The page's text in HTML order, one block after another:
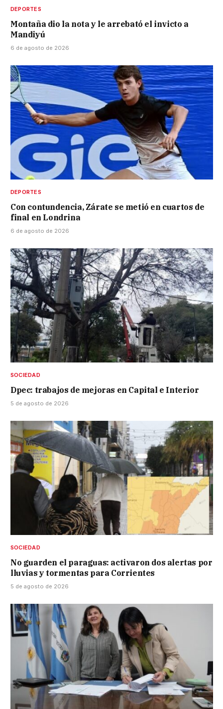
DEPORTES
Montaña dio la nota y le arrebató el invicto a
Mandiyú
6 de agosto de 2026
DEPORTES
Con contundencia, Zárate se metió en cuartos de
final en Londrina
6 de agosto de 2026
SOCIEDAD
Dpec: trabajos de mejoras en Capital e Interior
5 de agosto de 2026
SOCIEDAD
No guarden el paraguas: activaron dos alertas por
lluvias y tormentas para Corrientes
5 de agosto de 2026